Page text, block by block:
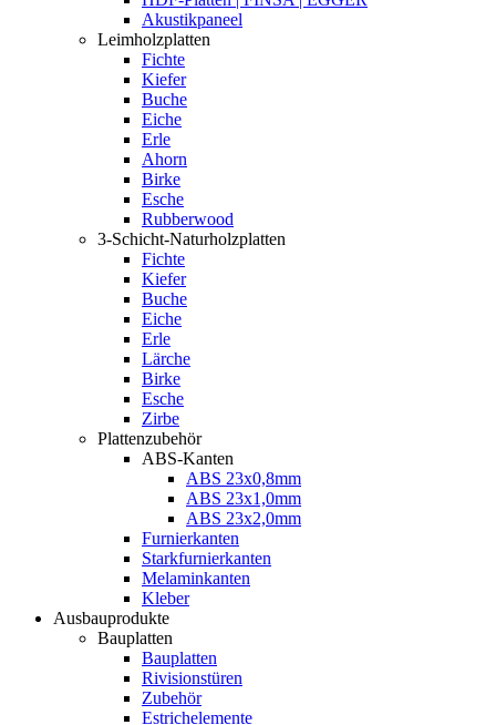
Akustikpaneel
Leimholzplatten
Fichte
Kiefer
Buche
Eiche
Erle
Ahorn
Birke
Esche
Rubberwood
3-Schicht-Naturholzplatten
Fichte
Kiefer
Buche
Eiche
Erle
Lärche
Birke
Esche
Zirbe
Plattenzubehör
ABS-Kanten
ABS 23x0,8mm
ABS 23x1,0mm
ABS 23x2,0mm
Furnierkanten
Starkfurnierkanten
Melaminkanten
Kleber
Ausbauprodukte
Bauplatten
Bauplatten
Rivisionstüren
Zubehör
Estrichelemente